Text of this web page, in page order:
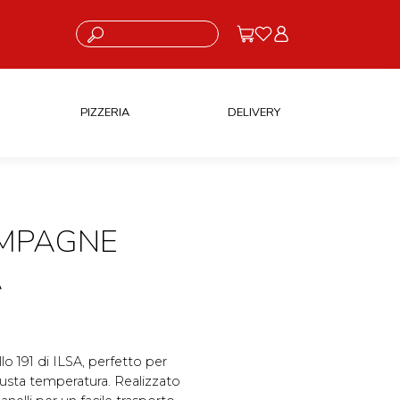
Cosa stai cercando?
PIZZERIA DELIVERY
191 di ILSA, perfetto per
temperatura. Realizzato